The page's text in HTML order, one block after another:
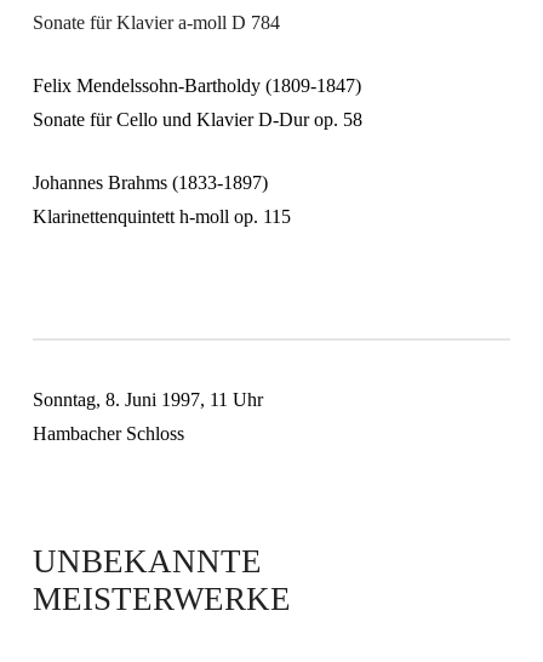
Sonate für Klavier a-moll D 784
Felix Mendelssohn-Bartholdy (1809-1847)
Sonate für Cello und Klavier D-Dur op. 58
Johannes Brahms (1833-1897)
Klarinettenquintett h-moll op. 115
Sonntag, 8. Juni 1997, 11 Uhr
Hambacher Schloss
UNBEKANNTE
MEISTERWERKE